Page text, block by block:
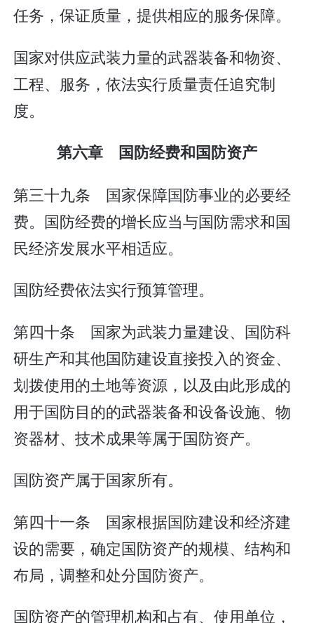
任务，保证质量，提供相应的服务保障。
国家对供应武装力量的武器装备和物资、
工程、服务，依法实行质量责任追究制
度。
第六章 国防经费和国防资产
第三十九条 国家保障国防事业的必要经
费。国防经费的增长应当与国防需求和国
民经济发展水平相适应。
国防经费依法实行预算管理。
第四十条 国家为武装力量建设、国防科
研生产和其他国防建设直接投入的资金、
划拨使用的土地等资源，以及由此形成的
用于国防目的的武器装备和设备设施、物
资器材、技术成果等属于国防资产。
国防资产属于国家所有。
第四十一条 国家根据国防建设和经济建
设的需要，确定国防资产的规模、结构和
布局，调整和处分国防资产。
国防资产的管理机构和占有、使用单位，